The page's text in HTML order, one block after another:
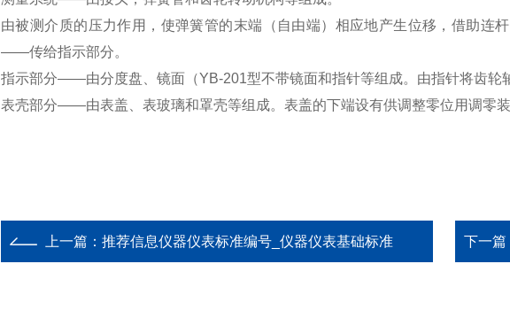
由被测介质的压力作用，使弹簧管的末端（自由端）相应地产生位移，借助连
——传给指示部分。
指示部分——由分度盘、镜面（YB-201型不带镜面和指针等组成。由指针将齿轮
表壳部分——由表盖、表玻璃和罩壳等组成。表盖的下端设有供调整零位用调零
上一篇： 推荐信息仪器仪表标准编号_仪器仪表基础标准 下一篇